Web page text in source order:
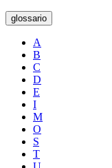
glossario
A
B
C
D
E
I
M
O
S
T